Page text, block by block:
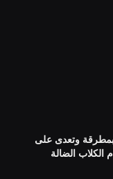
وتعدى على
الضالة